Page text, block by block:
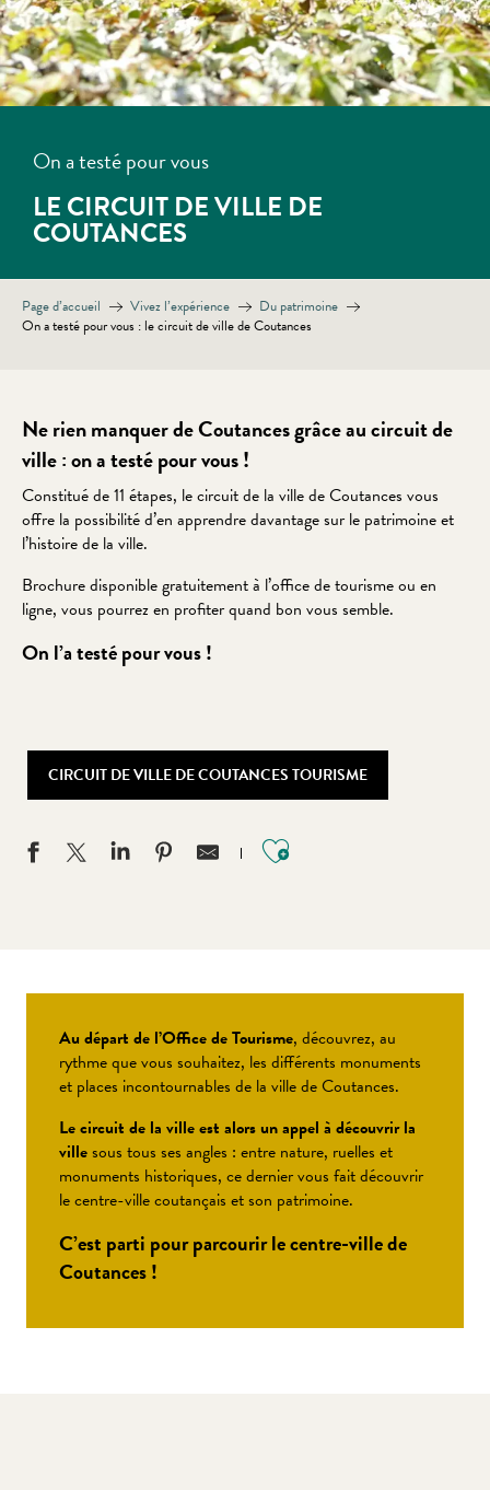
On a testé pour vous
LE CIRCUIT DE VILLE DE
COUTANCES
Page d’accueil Vivez l’expérience
Du patrimoine
On a testé pour vous : le circuit de ville de Coutances
Ne rien manquer de Coutances grâce au circuit de
ville : on a testé pour vous !
Constitué de 11 étapes, le circuit de la ville de Coutances vous
offre la possibilité d’en apprendre davantage sur le patrimoine et
l’histoire de la ville.
Brochure disponible gratuitement à l’office de tourisme ou en
ligne, vous pourrez en profiter quand bon vous semble.
On l’a testé pour vous !
CIRCUIT DE VILLE DE COUTANCES TOURISME
Ajouter aux
Au départ de l’Office de Tourisme, découvrez, au
rythme que vous souhaitez, les différents monuments
et places incontournables de la ville de Coutances.
Le circuit de la ville est alors un appel à découvrir la
villesous tous ses angles : entre nature, ruelles et
monuments historiques, ce dernier vous fait découvrir
le centre-ville coutançais et son patrimoine.
C’est parti pour parcourir le centre-ville de
Coutances !